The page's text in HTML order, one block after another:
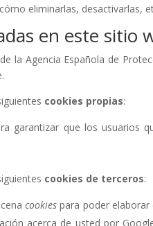
eliminarlas, desactivarlas,
en este sitio
la Agencia Española de
cookies propias:
garantizar que los usuarios
cookies de terceros:
cookies para poder
acerca de usted por